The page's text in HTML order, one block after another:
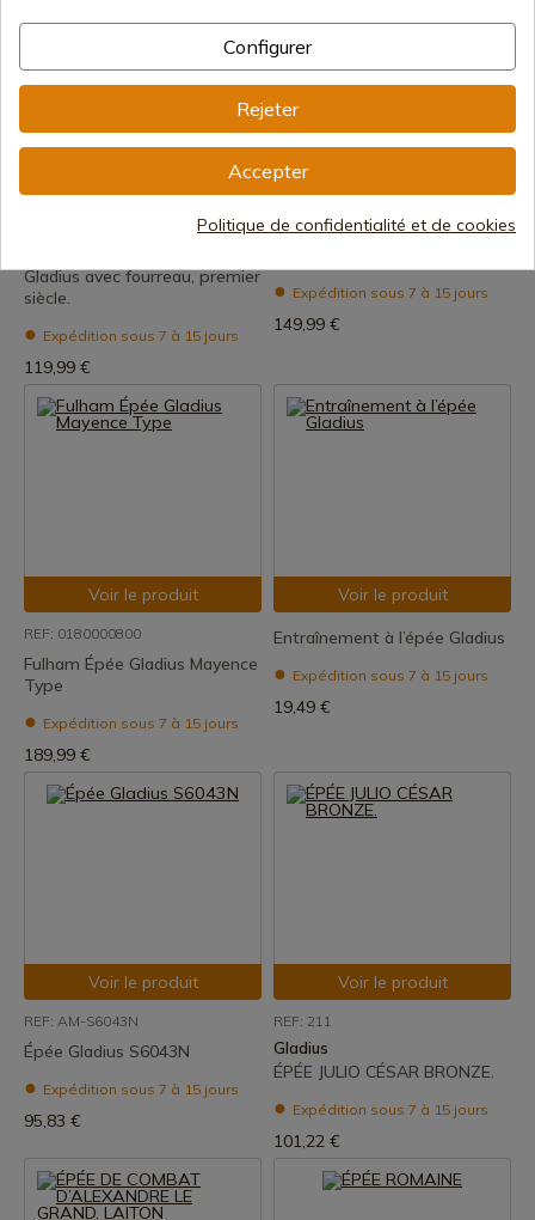
Gladius avec fourreau, premier
siècle.
Expédition sous 7 à 15 jours
119,99 €
REF: 0116421101
Expédition sous 7 à 15 jours
149,99 €
Voir le produit
REF: 0180000800
Fulham Épée Gladius Mayence
Type
Expédition sous 7 à 15 jours
189,99 €
Voir le produit
Entraînement à l’épée Gladius
Expédition sous 7 à 15 jours
19,49 €
Voir le produit
REF: AM-S6043N
Épée Gladius S6043N
Expédition sous 7 à 15 jours
95,83 €
Voir le produit
REF: 211
Gladius
ÉPÉE JULIO CÉSAR BRONZE.
Expédition sous 7 à 15 jours
101,22 €
Configurer
Rejeter
Accepter
Politique de confidentialité et de cookies